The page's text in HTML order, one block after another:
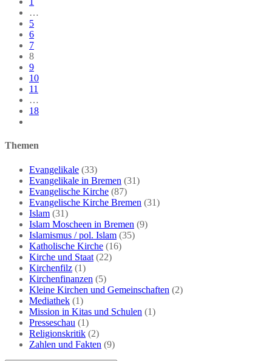
Seite
…
5
6
7
8
9
10
11
…
18
nächsten
Themen
Evangelikale (33)
Evangelikale in Bremen (31)
Evangelische Kirche (87)
Evangelische Kirche Bremen (31)
Islam (31)
Islam Moscheen in Bremen (9)
Islamismus / pol. Islam (35)
Katholische Kirche (16)
Kirche und Staat (22)
Kirchenfilz (1)
Kirchenfinanzen (5)
Kleine Kirchen und Gemeinschaften (2)
Mediathek (1)
Mission in Kitas und Schulen (1)
Presseschau (1)
Religionskritik (2)
Zahlen und Fakten (9)